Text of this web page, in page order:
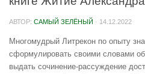
АВТОР: САМЫЙ ЗЕЛЁНЫЙ · 14.12.2022
Многомудрый Литрекон по опыту
сформулировать своими словами
выдать сочинение-рассуждение